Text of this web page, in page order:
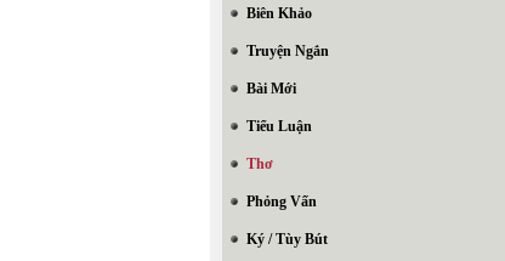
Biên Khảo
Truyện Ngắn
Bài Mới
Tiểu Luận
Thơ
Phỏng Vấn
Ký / Tùy Bút